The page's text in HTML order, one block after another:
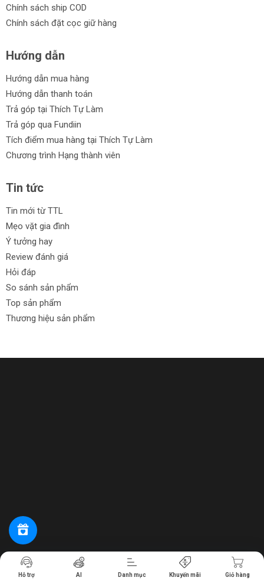
Chính sách ship COD
Chính sách đặt cọc giữ hàng
Hướng dẫn
Hướng dẫn mua hàng
Hướng dẫn thanh toán
Trả góp tại Thích Tự Làm
Trả góp qua Fundiin
Tích điểm mua hàng tại Thích Tự Làm
Chương trình Hạng thành viên
Tin tức
Tin mới từ TTL
Mẹo vặt gia đình
Ý tưởng hay
Review đánh giá
Hỏi đáp
So sánh sản phẩm
Top sản phẩm
Thương hiệu sản phẩm
Tiến hành thanh toán
Hỗ trợ AI Danh mục Khuyến mãi Giỏ hàng